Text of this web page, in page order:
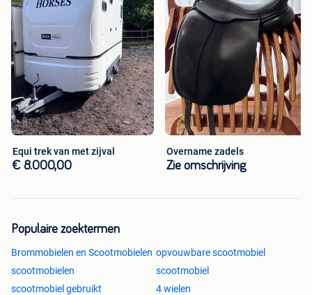
Equi trek van met zijval
€ 8.000,00
Overname zadels
Zie omschrijving
Populaire zoektermen
Brommobielen en Scootmobielen opvouwbare scootmobiel
scootmobielen
scootmobiel
scootmobiel gebruikt
4 wielen